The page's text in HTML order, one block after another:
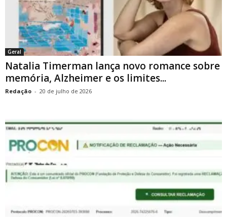
Geral
Natalia Timerman lança novo romance sobre
memória, Alzheimer e os limites...
Redação - 20 de julho de 2026